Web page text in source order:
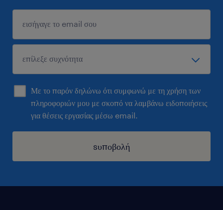
Με το παρόν δηλώνω ότι συμφωνώ με τη χρήση των
πληροφοριών μου με σκοπό να λαμβάνω ειδοποιήσεις
για θέσεις εργασίας μέσω email.
sυποβολή